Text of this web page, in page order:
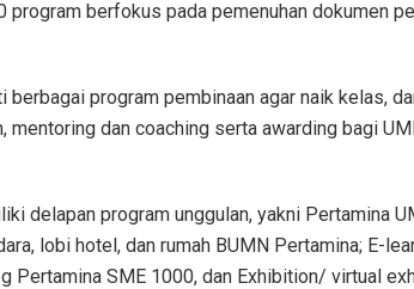
berfokus pada pemenuhan dokumen
program pembinaan agar naik kelas,
dan coaching serta awarding bagi
delapan program unggulan, yakni Pertamina
lobi hotel, dan rumah BUMN Pertamina; E-
Pertamina SME 1000, dan Exhibition/ virtual